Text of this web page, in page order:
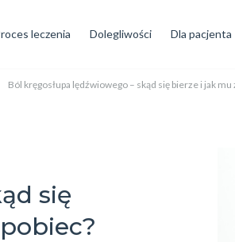
leczenia Dolegliwości Dla pacjenta
Ból kręgosłupa lędźwiowego – skąd się bierze i jak mu
się